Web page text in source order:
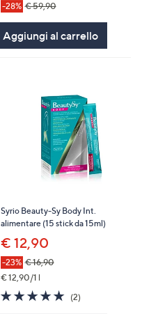
-28% € 59,90
Aggiungi al carrello
Syrio Beauty-Sy Body Int.
alimentare (15 stick da 15ml)
€ 12,90
-23% € 16,90
€ 12,90/1 l
5.0
of
(2)2